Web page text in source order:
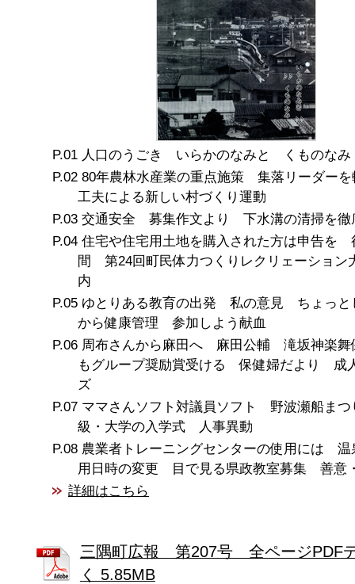
人口のうごき いらかのなみと くものなみ
80年農林水産業の重点施策 集落リーダーを
工夫による新しい村づくり運動
交通安全 募集作文より 下水溝の清掃を徹
住宅や住宅用土地を購入された方は申告を
間 第24回町民体力つくりレクリェーション
内
ゆとりある教育の出発 私の意見 ちょっと
から健康管理 参加しよう献血
周布さんから麻田へ 麻田公輔 滝坂神楽舞
もグループ奨励賞受ける 保健婦だより 成
ズ
ママさんソフト対議員ソフト 野波瀬船ま
級・大学の入学式 人事異動
農業者トレーニングセンターの使用には 温
用日時の変更 目で見る県政教室募集 善意
詳細はこちら
三隅町広報 第207号 全ページPDF
く 5.85MB